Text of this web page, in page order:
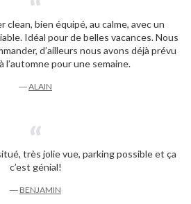
clean, bien équipé, au calme, avec un
Idéal pour de belles vacances. Nous
d’ailleurs nous avons déjà prévu
l’automne pour une semaine.
―ALAIN
très jolie vue, parking possible et ça
c’est génial!
― BENJAMIN